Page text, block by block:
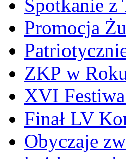
Spotkanie z
Promocja
ZKP w
XVI
Finał LV
Obyczaje